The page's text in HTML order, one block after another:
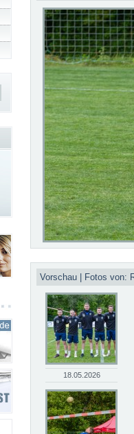
Vorschau | Fotos von:
18.05.2026